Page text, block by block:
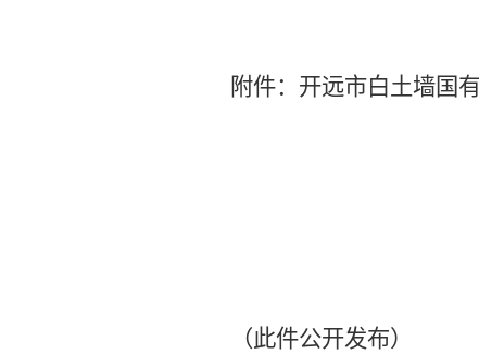
附件：开远市白土墙国
（此件公开发布）